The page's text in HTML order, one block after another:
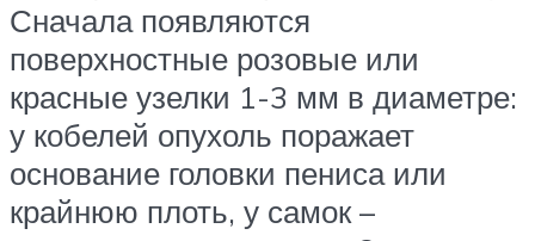
Сначала появляются
поверхностные розовые или
красные узелки 1-3 мм в диаметре:
у кобелей опухоль поражает
основание головки пениса или
крайнюю плоть, у самок –